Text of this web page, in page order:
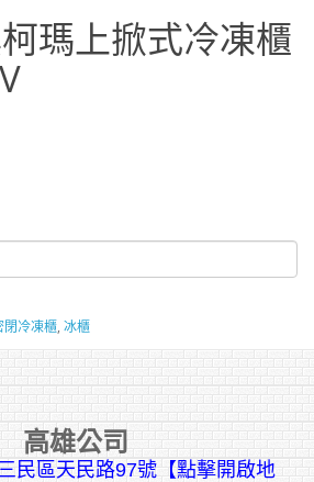
瑪上掀式冷凍櫃
閉冷凍櫃, 冰櫃
高雄公司
民區天民路97號【點擊開啟地